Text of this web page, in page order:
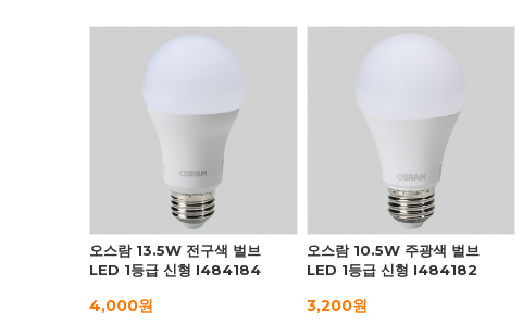
오스람 13.5W 전구색 벌브
LED 1등급 신형 I484184
4,000원
오스람 10.5W 주광색 벌브
LED 1등급 신형 I484182
3,200원